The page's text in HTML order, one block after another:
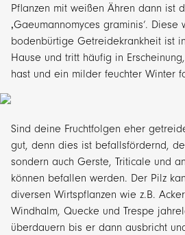
Pflanzen mit weißen Ähren dann ist
‚Gaeumannomyces graminis‘.
bodenbürtige Getreidekrankheit ist
Hause und tritt häufig in
hast und ein milder feuchter Winter
Sind deine Fruchtfolgen eher
gut, denn dies ist befallsfördernd,
sondern auch Gerste, Triticale und
können befallen werden. Der Pilz
diversen Wirtspflanzen wie z.B.
Windhalm, Quecke und Trespe
überdauern bis er dann ausbricht